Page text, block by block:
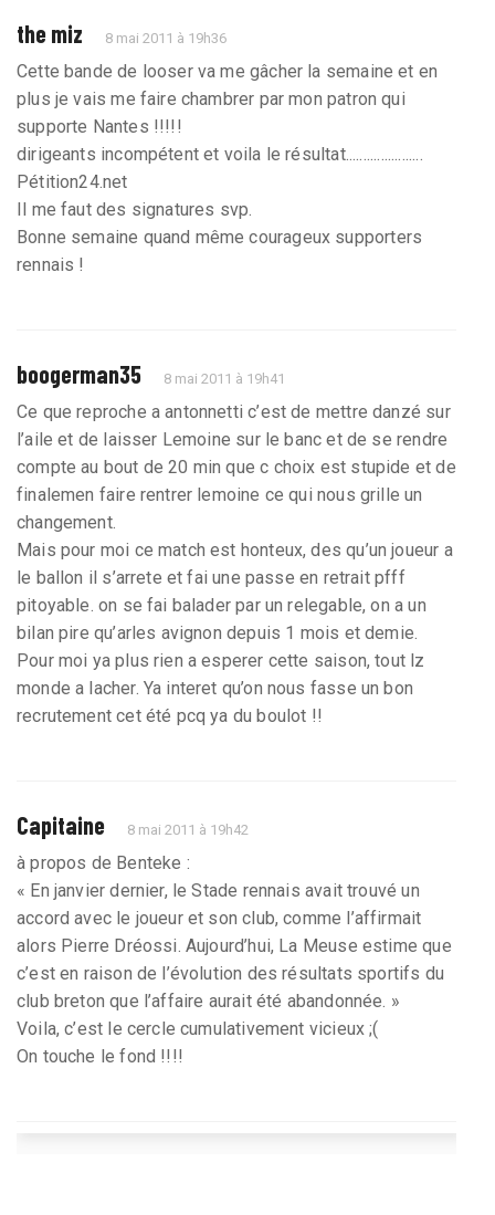
the miz 8 mai 2011 à 19h36
Cette bande de looser va me gâcher la semaine et en
plus je vais me faire chambrer par mon patron qui
supporte Nantes !!!!!
dirigeants incompétent et voila le résultat......................
Pétition24.net
Il me faut des signatures svp.
Bonne semaine quand même courageux supporters
rennais !
boogerman35 8 mai 2011 à 19h41
Ce que reproche a antonnetti c’est de mettre danzé sur
l’aile et de laisser Lemoine sur le banc et de se rendre
compte au bout de 20 min que c choix est stupide et de
finalemen faire rentrer lemoine ce qui nous grille un
changement.
Mais pour moi ce match est honteux, des qu’un joueur a
le ballon il s’arrete et fai une passe en retrait pfff
pitoyable. on se fai balader par un relegable, on a un
bilan pire qu’arles avignon depuis 1 mois et demie.
Pour moi ya plus rien a esperer cette saison, tout lz
monde a lacher. Ya interet qu’on nous fasse un bon
recrutement cet été pcq ya du boulot !!
Capitaine 8 mai 2011 à 19h42
à propos de Benteke :
« En janvier dernier, le Stade rennais avait trouvé un
accord avec le joueur et son club, comme l’affirmait
alors Pierre Dréossi. Aujourd’hui, La Meuse estime que
c’est en raison de l’évolution des résultats sportifs du
club breton que l’affaire aurait été abandonnée. »
Voila, c’est le cercle cumulativement vicieux ;(
On touche le fond !!!!